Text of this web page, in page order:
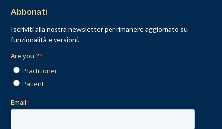
Abbonati
Iscriviti alla nostra newsletter per rimanere aggiornato su
funzionalità e versioni.